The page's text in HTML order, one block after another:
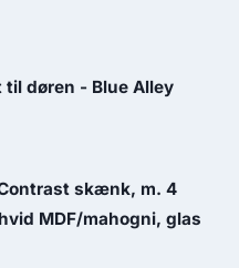
til døren - Blue Alley
skænk, m. 4
MDF/mahogni, glas